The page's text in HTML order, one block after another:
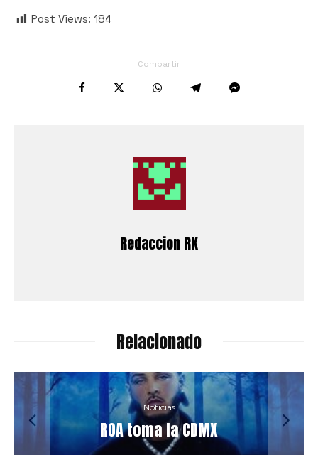
Post Views: 184
Compartir
Redaccion RK
Relacionado
Noticias
ROA toma la CDMX